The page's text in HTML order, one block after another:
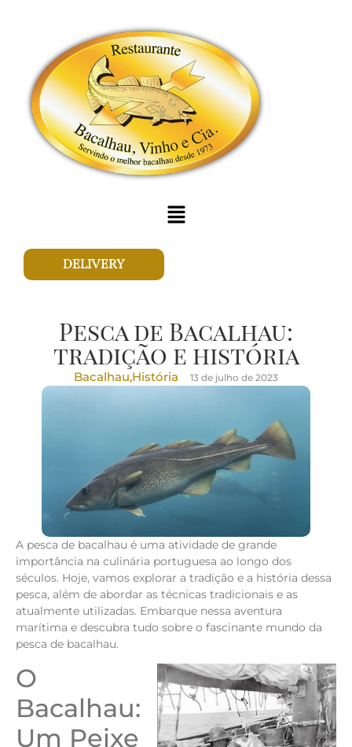
DELIVERY
Pesca de Bacalhau:
tradição e história
Bacalhau,História 13 de julho de 2023
A pesca de bacalhau é uma atividade de grande
importância na culinária portuguesa ao longo dos
séculos. Hoje, vamos explorar a tradição e a história dessa
pesca, além de abordar as técnicas tradicionais e as
atualmente utilizadas. Embarque nessa aventura
marítima e descubra tudo sobre o fascinante mundo da
pesca de bacalhau.
O
Bacalhau:
Um Peixe